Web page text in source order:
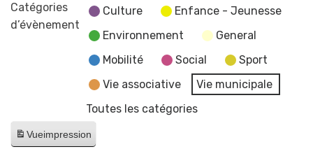
Catégories
d’évènement
Culture
Enfance - Jeunesse
Environnement
General
Mobilité
Social
Sport
Vie associative
Vie municipale
Toutes les catégories
Vueimpression